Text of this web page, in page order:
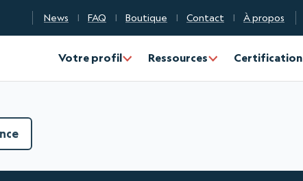
News FAQ Boutique Contact À propos
Votre profil Ressources Certification